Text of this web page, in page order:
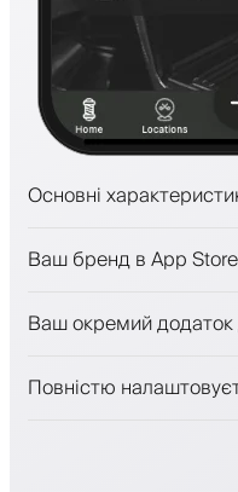
Основні
Платежі, застава
Залучайте
Ваш бренд в App
Ваш окремий додаток
Повністю